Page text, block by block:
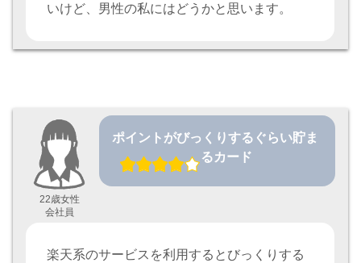
いけど、男性の私にはどうかと思います。
22歳女性
会社員
ポイントがびっくりするぐらい貯ま
るカード
楽天系のサービスを利用するとびっくりする